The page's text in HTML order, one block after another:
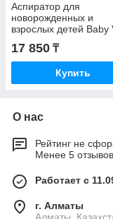
Аспиратор для
новорожденных и
взрослых детей Baby
работает от пылесоса
17 850 ₸
Купить
О нас
Рейтинг не
Менее 5
Работает с
г. Алматы